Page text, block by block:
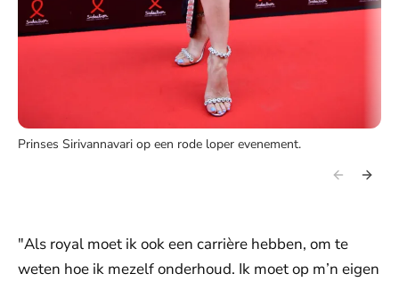
Prinses Sirivannavari op een rode loper evenement.
"Als royal moet ik ook een carrière hebben, om te
weten hoe ik mezelf onderhoud. Ik moet op m’n eigen